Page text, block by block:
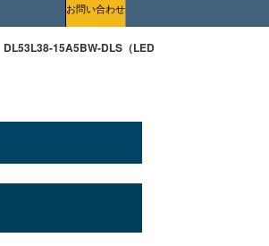
ただくためにお問い合わせ
DL53L38-15A5BW-DLS（LEDベースダウンライト